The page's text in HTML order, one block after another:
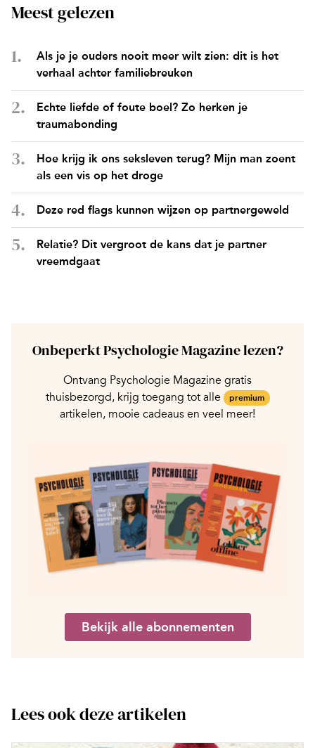
Meest gelezen
Als je je ouders nooit meer wilt zien: dit is het
verhaal achter familiebreuken
Echte liefde of foute boel? Zo herken je
traumabonding
Hoe krijg ik ons seksleven terug? Mijn man zoent
als een vis op het droge
Deze red flags kunnen wijzen op partnergeweld
Relatie? Dit vergroot de kans dat je partner
vreemdgaat
Onbeperkt Psychologie Magazine lezen?
Ontvang Psychologie Magazine gratis
thuisbezorgd, krijg toegang tot alle
premium
artikelen, mooie cadeaus en veel meer!
Bekijk alle abonnementen
Lees ook deze artikelen